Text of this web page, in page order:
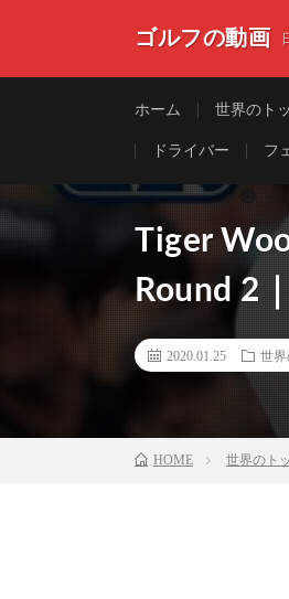
ゴルフの動画
ホーム 世界のト
ドライバー フ
Tiger
Round 2
2020.01.25 世界
HOME 世界のト